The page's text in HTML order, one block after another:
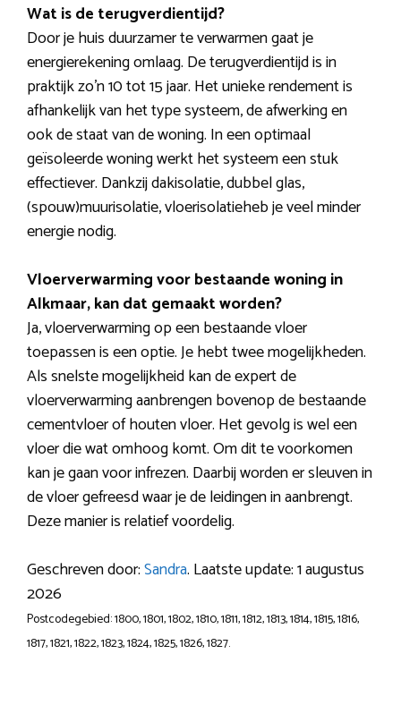
Wat is de terugverdientijd?
Door je huis duurzamer te verwarmen gaat je
energierekening omlaag. De terugverdientijd is in
praktijk zo’n 10 tot 15 jaar. Het unieke rendement is
afhankelijk van het type systeem, de afwerking en
ook de staat van de woning. In een optimaal
geïsoleerde woning werkt het systeem een stuk
effectiever. Dankzij dakisolatie, dubbel glas,
(spouw)muurisolatie, vloerisolatieheb je veel minder
energie nodig.
Vloerverwarming voor bestaande woning in
Alkmaar, kan dat gemaakt worden?
Ja, vloerverwarming op een bestaande vloer
toepassen is een optie. Je hebt twee mogelijkheden.
Als snelste mogelijkheid kan de expert de
vloerverwarming aanbrengen bovenop de bestaande
cementvloer of houten vloer. Het gevolg is wel een
vloer die wat omhoog komt. Om dit te voorkomen
kan je gaan voor infrezen. Daarbij worden er sleuven in
de vloer gefreesd waar je de leidingen in aanbrengt.
Deze manier is relatief voordelig.
Geschreven door:Sandra. Laatste update: 1 augustus
2026
Postcodegebied: 1800, 1801, 1802, 1810, 1811, 1812, 1813, 1814, 1815, 1816,
1817, 1821, 1822, 1823, 1824, 1825, 1826, 1827.